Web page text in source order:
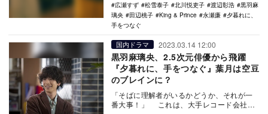
広瀬すず
松雪泰子 北川悦吏子 渡辺彰浩
黒羽麻
璃央
田辺桃子 King & Prince 永瀬廉
夕暮れに、
手をつなぐ
国内ドラマ 2023.03.14 12:00
黒羽麻璃央、2.5次元俳優から飛躍
『夕暮れに、手をつなぐ』葉月は空豆
のブレインに？
「そばに理解者がいるかどうか、それが一
番大事！」 これは、大手レコード会社